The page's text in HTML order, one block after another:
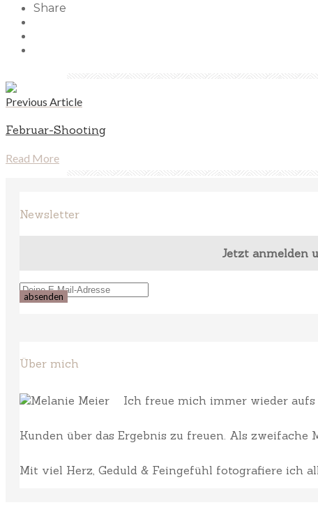
Share
Previous Article
Februar-Shooting
Read More
Newsletter
Jetzt anmelden
Über mich
Ich freue mich immer wieder aufs
Kunden über das Ergebnis zu freuen. Als
Mit viel Herz, Geduld & Feingefühl fotografiere ich